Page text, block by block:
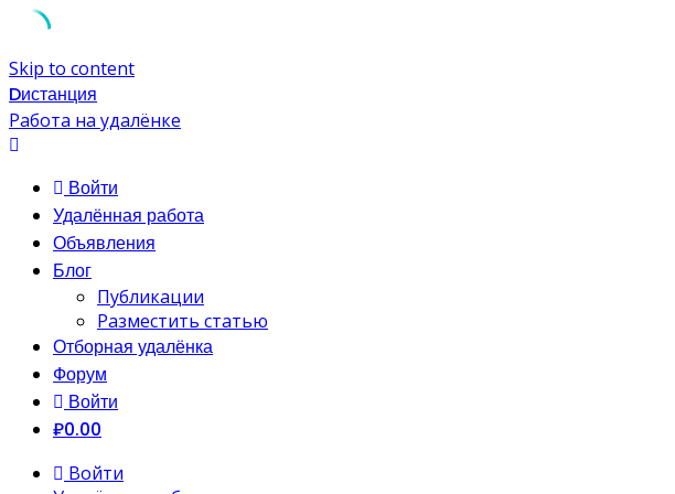
Skip to content
Dистанция
Работа на удалёнке
Войти
Удалённая работа
Объявления
Блог
Публикации
Разместить статью
Отборная удалёнка
Форум
Войти
₽0.00
Войти